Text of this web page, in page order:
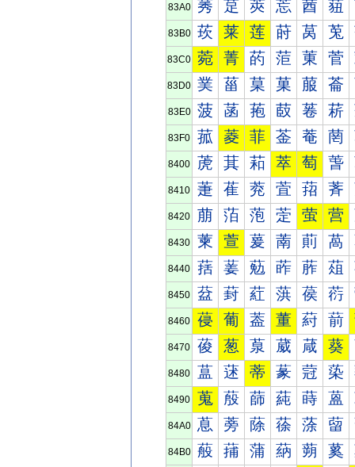
83A0 莠 莡 莢 莣 莤 莥
83B0 莰 莱 莲 莳 莴 莵
83C0 菀 菁 菂 菃 菄 菅
83D0 菐 菑 菒 菓 菔 菕
83E0 菠 菡 菢 菣 菤 菥
83F0 菰 菱 菲 菳 菴 菵
8400 萀 萁 萂 萃 萄 萅
8410 萐 萑 萒 萓 萔 萕
8420 萠 萡 萢 萣 萤 营
8430 萰 萱 萲 萳 萴 萵
8440 葀 葁 葂 葃 葄 葅
8450 葐 葑 葒 葓 葔 葕
8460 葠 葡 葢 董 葤 葥
8470 葰 葱 葲 葳 葴 葵
8480 蒀 蒁 蒂 蒃 蒄 蒅
8490 蒐 蒑 蒒 蒓 蒔 蒕
84A0 蒠 蒡 蒢 蒣 蒤 蒥
84B0 蒰 蒱 蒲 蒳 蒴 蒵